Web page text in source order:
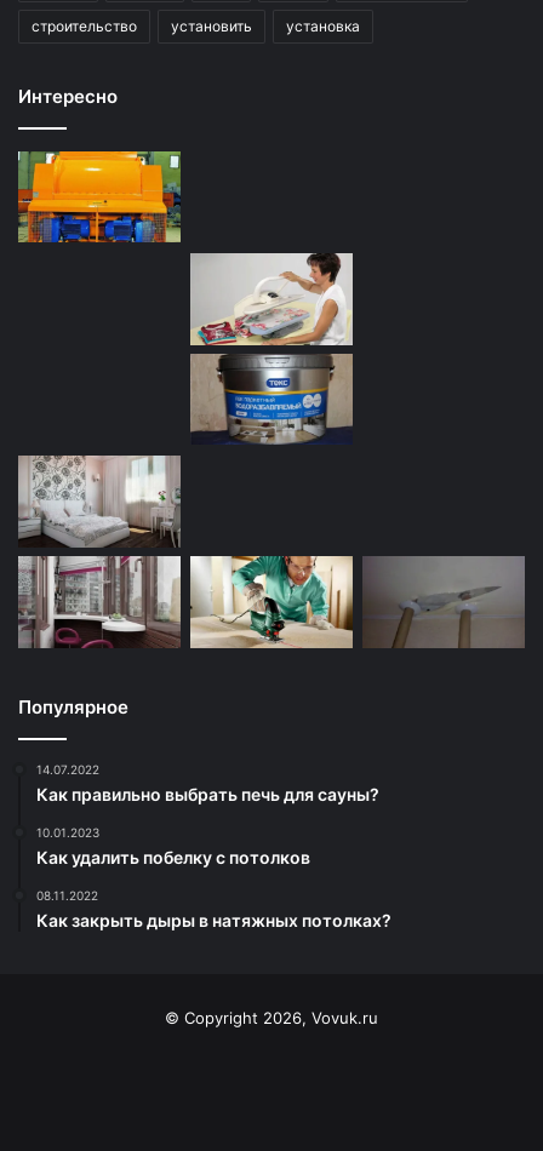
строительство установить установка
Интересно
Популярное
14.07.2022
Как правильно выбрать печь для сауны?
10.01.2023
Как удалить побелку с потолков
08.11.2022
Как закрыть дыры в натяжных потолках?
© Copyright 2026, Vovuk.ru